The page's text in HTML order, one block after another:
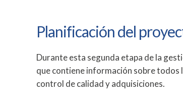
Planificación del
Durante esta segunda etapa de la
que contiene información sobre todos
control de calidad y adquisiciones.